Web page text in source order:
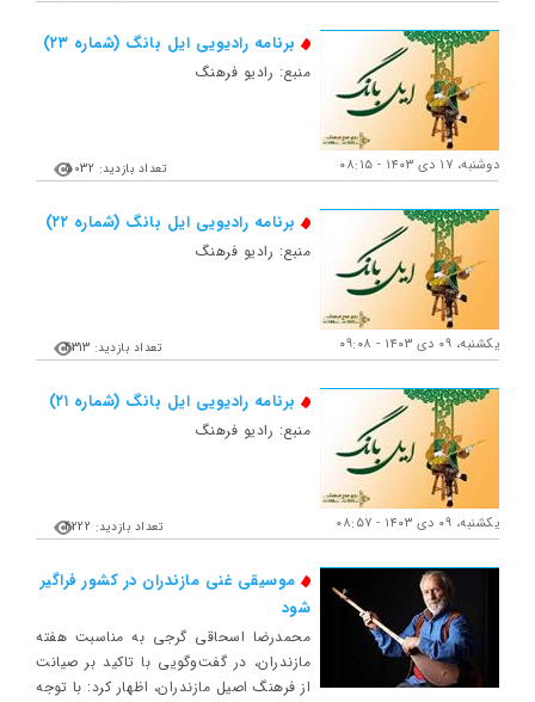
برنامه رادیویی ایل بانگ (شماره ۲۳)
منبع: رادیو فرهنگ
دوشنبه، ۱۷ دی ۱۴۰۳ - ۰۸:۱۵ تعداد بازدید: 5032
برنامه رادیویی ایل بانگ (شماره ۲۲)
منبع: رادیو فرهنگ
یکشنبه، ۰۹ دی ۱۴۰۳ - ۰۹:۰۸ تعداد بازدید: 4313
برنامه رادیویی ایل بانگ (شماره ۲۱)
منبع: رادیو فرهنگ
یکشنبه، ۰۹ دی ۱۴۰۳ - ۰۸:۵۷ تعداد بازدید: 4222
موسیقی غنی مازندران در کشور فراگیر
شود
محمدرضا اسحاقی گرجی به مناسبت هفته
مازندران، در گفت‌وگویی با تاکید بر صیانت
از فرهنگ اصیل مازندران، اظهار کرد: با توجه